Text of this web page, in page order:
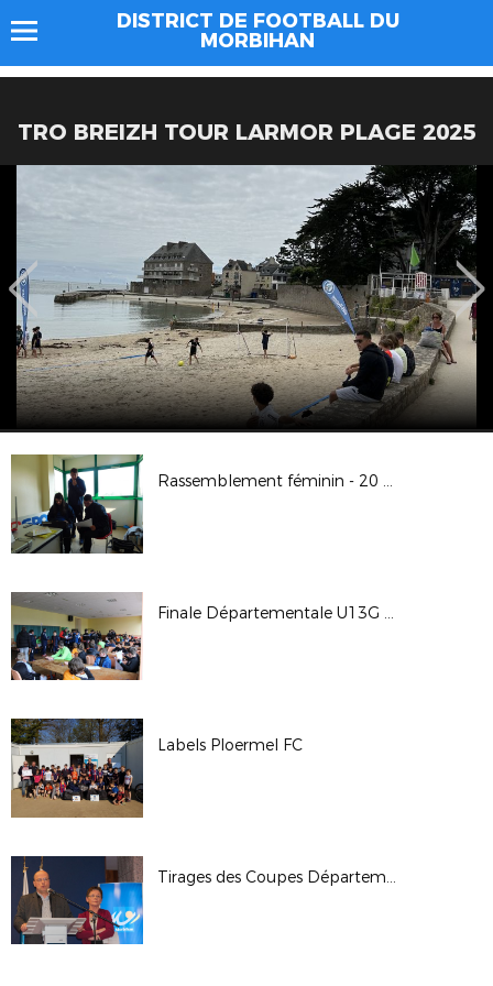
DISTRICT DE FOOTBALL DU
MORBIHAN
TRO BREIZH TOUR LARMOR PLAGE 2025
Rassemblement féminin - 20 avril 2019 à Moréac
Finale Départementale U13G Pitch
Labels Ploermel FC
Tirages des Coupes Départementales